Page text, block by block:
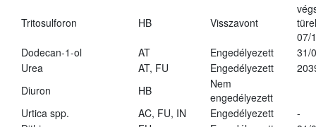
Tritosulforon HB Visszavont
07/
Dodecan-1-ol
AT Engedélyezett
31/
Urea
AT, FU Engedélyezett
Diuron
HB
Nem
engedélyezett
Urtica spp.
AC, FU, IN Engedélyezett
-